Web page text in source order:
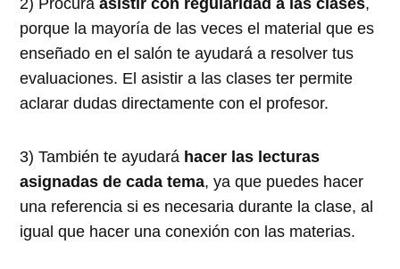
porque la mayoría de las veces el material que es
enseñado en el salón te ayudará a resolver tus
evaluaciones. El asistir a las clases ter permite
aclarar dudas directamente con el profesor.
3) También te ayudará hacer las lecturas
asignadas de cada tema, ya que puedes hacer
una referencia si es necesaria durante la clase, al
igual que hacer una conexión con las materias.